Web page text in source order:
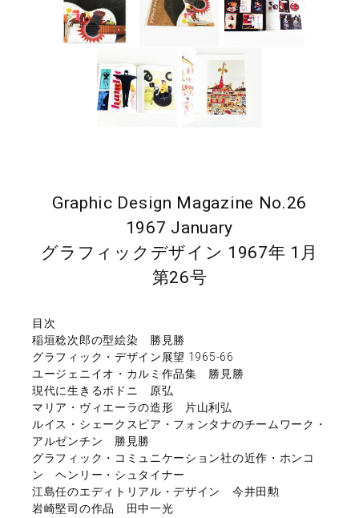
Graphic Design Magazine No.26
1967 January
グラフィックデザイン 1967年 1月
第26号
目次
稲垣稔次郎の型絵染 勝見勝
グラフィック・デザイン展望 1965-66
ユージェニイオ・カルミ作品集 勝見勝
現代に生きるボドニ 原弘
マリア・ヴィエーラの造形 片山利弘
ルイス・シェークスピア・フォンタナのチームワーク・
アルゼンチン 勝見勝
グラフィック・コミュニケーション社の近作・ホンコ
ン ヘンリー・シュタイナー
江島任のエディトリアル・デザイン 今井田勲
岩崎堅司の作品 田中一光